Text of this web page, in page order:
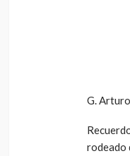
G.
rodeado